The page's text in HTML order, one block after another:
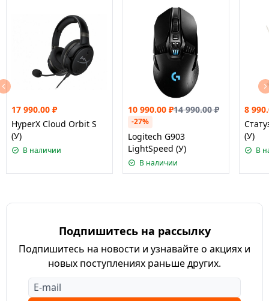
17 990.00 ₽
HyperX Cloud Orbit S
(У)
В наличии
10 990.00 ₽14 990.00₽
-27%
Logitech G903
LightSpeed (У)
В наличии
8
(У)
В
Подпишитесь на рассылку
Подпишитесь на новости и узнавайте о акциях и
новых поступлениях раньше других.